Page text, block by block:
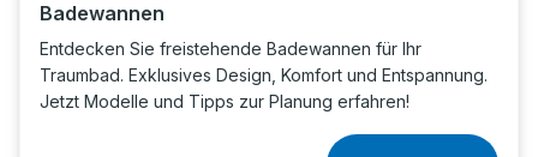
Badewannen
Entdecken Sie freistehende Badewannen für Ihr
Traumbad. Exklusives Design, Komfort und Entspannung.
Jetzt Modelle und Tipps zur Planung erfahren!